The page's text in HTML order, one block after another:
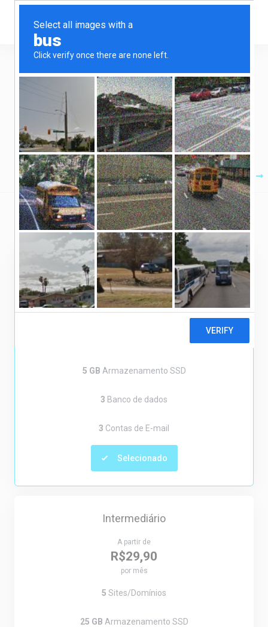
Você está quase lá!
Complete seu pedido
Moeda: BRL
Hospedagem de Sites Dedicados Pro Serviços
Produtos
Iniciante
A partir de
R$14,90
5 GB Armazenamento SSD
3 Banco de dados
3 Contas de E-mail
Selecionado
Intermediário
A partir de
R$29,90
por mês
5 Sites/Domínios
25 GB Armazenamento SSD